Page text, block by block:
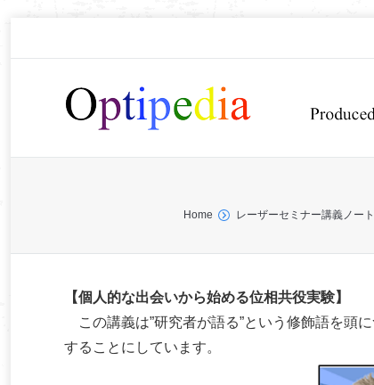
Home レーザーセミナー講義ノート
【個人的な出会いから始める位相共役実験】
この講義は”研究者が語る”という修飾語を頭
することにしています。